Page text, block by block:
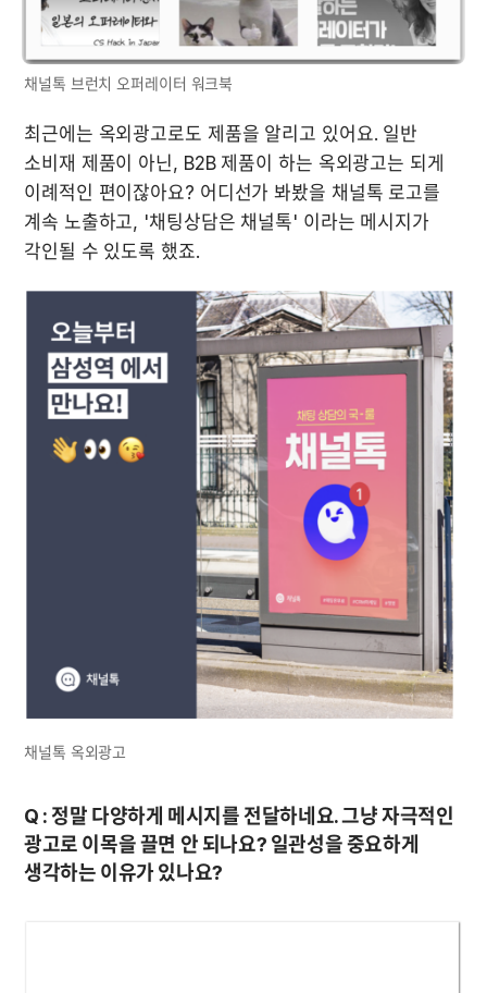
채널톡 브런치 오퍼레이터 워크북
최근에는 옥외광고로도 제품을 알리고 있어요. 일반
소비재 제품이 아닌, B2B 제품이 하는 옥외광고는 되게
이례적인 편이잖아요? 어디선가 봐봤을 채널톡 로고를
계속 노출하고, '채팅상담은 채널톡' 이라는 메시지가
각인될 수 있도록 했죠.
채널톡 옥외광고
Q : 정말 다양하게 메시지를 전달하네요. 그냥 자극적인
광고로 이목을 끌면 안 되나요? 일관성을 중요하게
생각하는 이유가 있나요?